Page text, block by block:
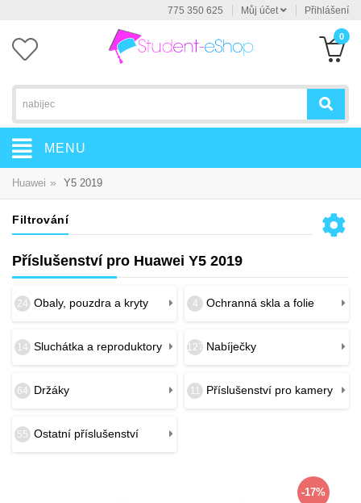
775 350 625 Můj účet Přihlášení
0
MENU
Huawei » Y5 2019
Filtrování
Příslušenství pro Huawei Y5 2019
24 Obaly, pouzdra a kryty 4 Ochranná skla a folie
14 Sluchátka a reproduktory 127 Nabíječky
64 Držáky 11 Příslušenství pro kamery
55 Ostatní příslušenství
-17%